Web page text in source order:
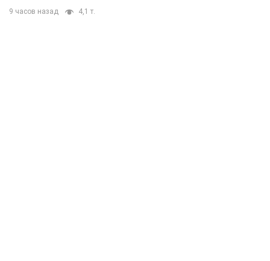
9 часов назад 4,1 т.